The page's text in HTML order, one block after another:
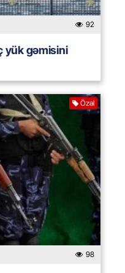
92
yük gəmisini
Özəl
98